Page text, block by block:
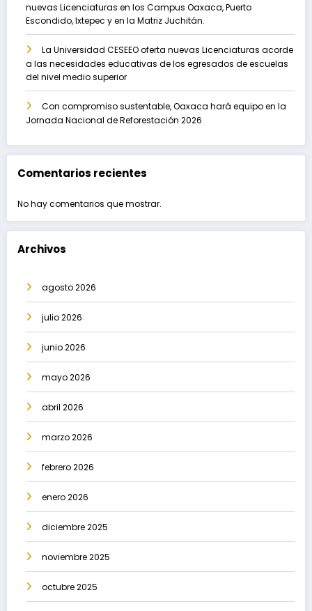
nuevas Licenciaturas en los Campus Oaxaca, Puerto
Escondido, Ixtepec y en la Matriz Juchitán.
La Universidad CESEEO oferta nuevas Licenciaturas acorde
a las necesidades educativas de los egresados de escuelas
del nivel medio superior
Con compromiso sustentable, Oaxaca hará equipo en la
Jornada Nacional de Reforestación 2026
Comentarios recientes
No hay comentarios que mostrar.
Archivos
agosto 2026
julio 2026
junio 2026
mayo 2026
abril 2026
marzo 2026
febrero 2026
enero 2026
diciembre 2025
noviembre 2025
octubre 2025